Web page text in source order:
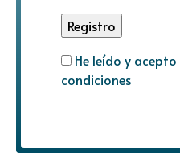
He leído y
condiciones